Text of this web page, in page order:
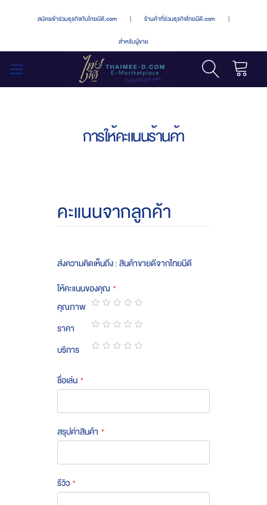
สมัครเข้าร่วมธุรกิจกับไทยมีดี.com | ร้านค้าที่ร่วมธุรกิจไทยมีดี.com |
สำหรับผู้ขาย
การให้คะแนนร้านค้า
คะแนนจากลูกค้า
ส่งความคิดเห็นถึง : สินค้าขายดีจากไทยมีดี
ให้คะแนนของคุณ
คุณภาพ
1
star
2
stars
3
stars
4
stars
5
stars
ราคา
1
star
2
stars
3
stars
4
stars
5
stars
บริการ
ชื่อเล่น
สรุปค่าสินค้า
รีวิว